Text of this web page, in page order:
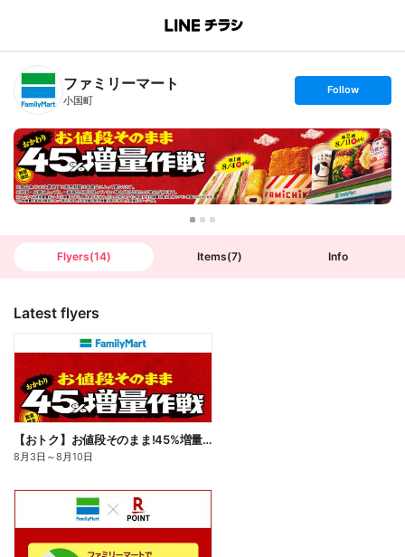
B
n
T
ファミリーマート
小国町
s
t
o
l
l
o
w
Follow
Flyers(14) Items(7) Info
Latest flyers
【おトク】お値段そのまま!45%増量作戦!
8月3日 ～8月10日